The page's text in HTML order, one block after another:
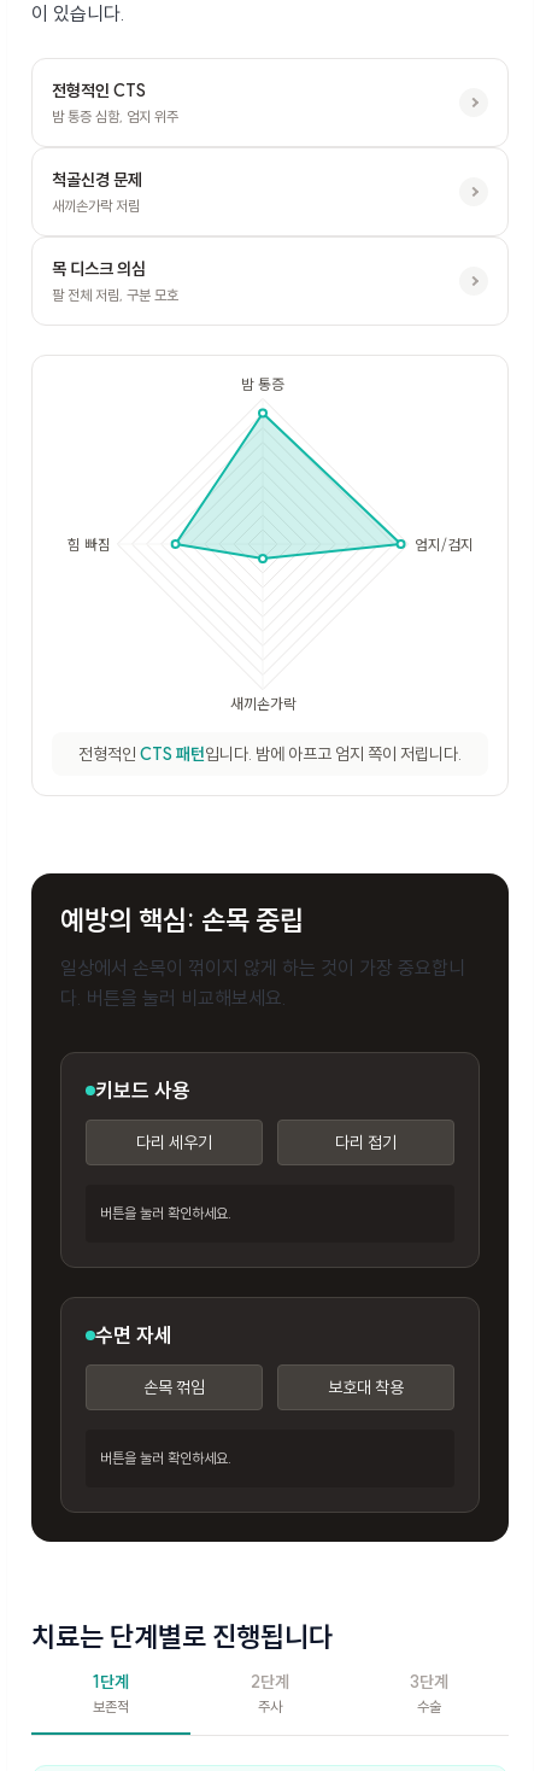
이 있습니다.
전형적인 CTS
밤 통증 심함, 엄지 위주
척골신경 문제
새끼손가락 저림
목 디스크 의심
팔 전체 저림, 구분 모호
전형적인 CTS 패턴입니다. 밤에 아프고 엄지 쪽이 저립니다.
예방의 핵심: 손목 중립
일상에서 손목이 꺾이지 않게 하는 것이 가장 중요합니
다. 버튼을 눌러 비교해보세요.
키보드 사용
다리 세우기 다리 접기
버튼을 눌러 확인하세요.
수면 자세
손목 꺾임 보호대 착용
버튼을 눌러 확인하세요.
치료는 단계별로 진행됩니다
1단계
보존적
2단계
주사
3단계
수술